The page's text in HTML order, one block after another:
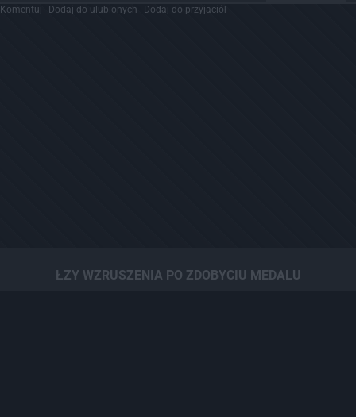
Komentuj Dodaj do ulubionych Dodaj do przyjaciół
ŁZY WZRUSZENIA PO ZDOBYCIU MEDALU